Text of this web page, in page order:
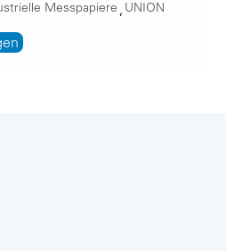
Messpapiere , UNION